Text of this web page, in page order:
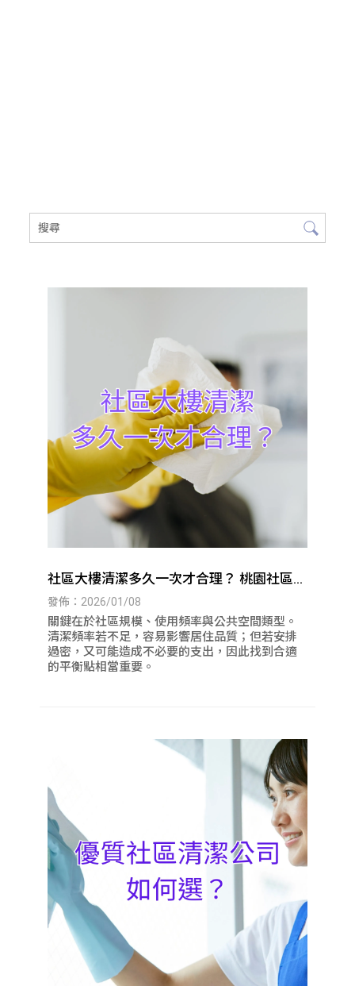
社區大樓清潔多久一次才合理？ 桃園社區大
樓清潔｜八德社區大樓清潔
發佈：2026/01/08
關鍵在於社區規模、使用頻率與公共空間類型。
清潔頻率若不足，容易影響居住品質；但若安排
過密，又可能造成不必要的支出，因此找到合適
的平衡點相當重要。